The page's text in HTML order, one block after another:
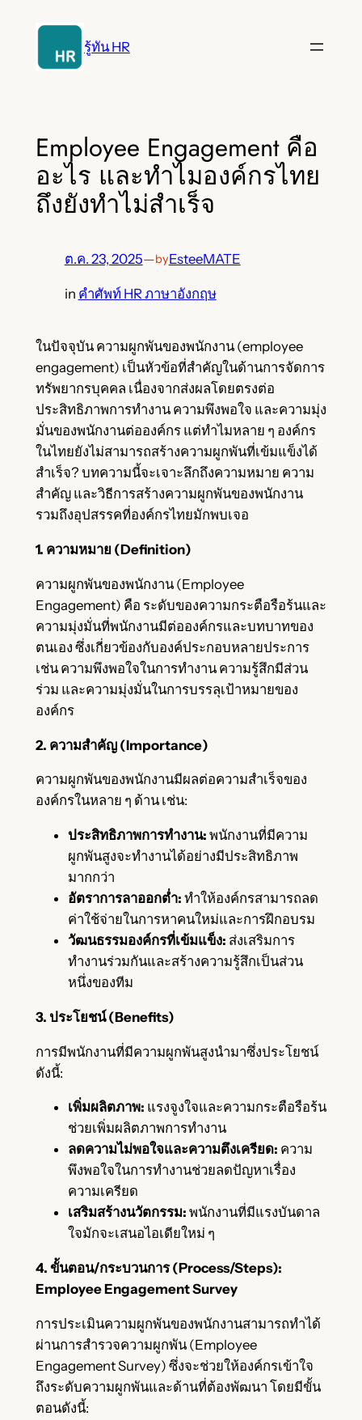
รู้ทัน HR
Employee Engagement คือ
อะไร และทำไมองค์กรไทย
ถึงยังทำไม่สำเร็จ
ต.ค. 23, 2025—byEsteeMATE
in คำศัพท์ HR ภาษาอังกฤษ
ในปัจจุบัน ความผูกพันของพนักงาน (employee
engagement) เป็นหัวข้อที่สำคัญในด้านการจัดการ
ทรัพยากรบุคคล เนื่องจากส่งผลโดยตรงต่อ
ประสิทธิภาพการทำงาน ความพึงพอใจ และความมุ่ง
มั่นของพนักงานต่อองค์กร แต่ทำไมหลาย ๆ องค์กร
ในไทยยังไม่สามารถสร้างความผูกพันที่เข้มแข็งได้
สำเร็จ? บทความนี้จะเจาะลึกถึงความหมาย ความ
สำคัญ และวิธีการสร้างความผูกพันของพนักงาน
รวมถึงอุปสรรคที่องค์กรไทยมักพบเจอ
1. ความหมาย (Definition)
ความผูกพันของพนักงาน (Employee
Engagement) คือ ระดับของความกระตือรือร้นและ
ความมุ่งมั่นที่พนักงานมีต่อองค์กรและบทบาทของ
ตนเอง ซึ่งเกี่ยวข้องกับองค์ประกอบหลายประการ
เช่น ความพึงพอใจในการทำงาน ความรู้สึกมีส่วน
ร่วม และความมุ่งมั่นในการบรรลุเป้าหมายของ
องค์กร
2. ความสำคัญ (Importance)
ความผูกพันของพนักงานมีผลต่อความสำเร็จของ
องค์กรในหลาย ๆ ด้าน เช่น:
ประสิทธิภาพการทำงาน: พนักงานที่มีความ
ผูกพันสูงจะทำงานได้อย่างมีประสิทธิภาพ
มากกว่า
อัตราการลาออกต่ำ: ทำให้องค์กรสามารถลด
ค่าใช้จ่ายในการหาคนใหม่และการฝึกอบรม
วัฒนธรรมองค์กรที่เข้มแข็ง: ส่งเสริมการ
ทำงานร่วมกันและสร้างความรู้สึกเป็นส่วน
หนึ่งของทีม
3. ประโยชน์ (Benefits)
การมีพนักงานที่มีความผูกพันสูงนำมาซึ่งประโยชน์
ดังนี้:
เพิ่มผลิตภาพ: แรงจูงใจและความกระตือรือร้น
ช่วยเพิ่มผลิตภาพการทำงาน
ลดความไม่พอใจและความตึงเครียด: ความ
พึงพอใจในการทำงานช่วยลดปัญหาเรื่อง
ความเครียด
เสริมสร้างนวัตกรรม: พนักงานที่มีแรงบันดาล
ใจมักจะเสนอไอเดียใหม่ ๆ
4. ขั้นตอน/กระบวนการ (Process/Steps):
Employee Engagement Survey
การประเมินความผูกพันของพนักงานสามารถทำได้
ผ่านการสำรวจความผูกพัน (Employee
Engagement Survey) ซึ่งจะช่วยให้องค์กรเข้าใจ
ถึงระดับความผูกพันและด้านที่ต้องพัฒนา โดยมีขั้น
ตอนดังนี้: